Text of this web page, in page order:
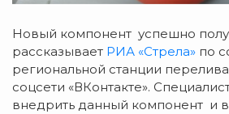
Новый компонент успешно
рассказывает РИА «Стрела» по
региональной станции
соцсети «ВКонтакте».
внедрить данный компонент и